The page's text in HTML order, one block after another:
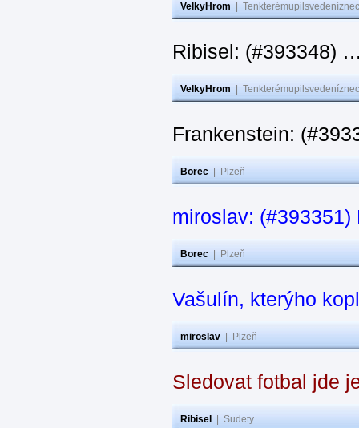
VelkyHrom
Ribisel: (#393348)
VelkyHrom
Frankenstein:
Borec Plzeň
miroslav:
Borec Plzeň
Vašulín, kterýho
miroslav Plzeň
Sledovat fotbal jde
Ribisel Sudety